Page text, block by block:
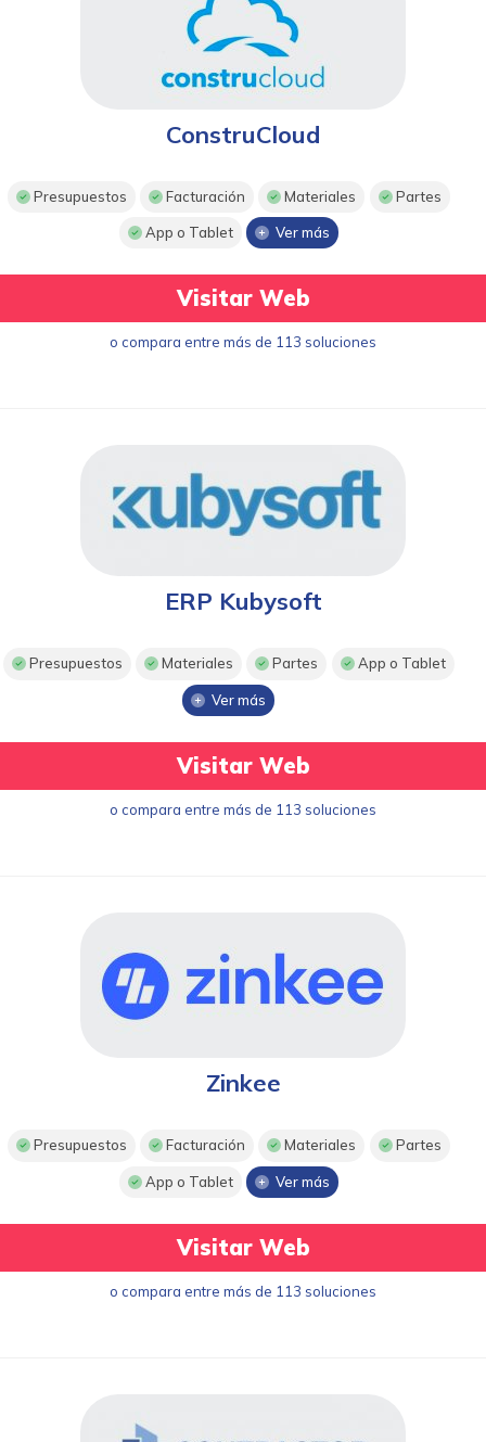
ConstruCloud
Presupuestos Facturación Materiales Partes
App o Tablet Ver más
Visitar Web
o compara entre más de 113 soluciones
ERP Kubysoft
Presupuestos Materiales Partes App o Tablet
Ver más
Visitar Web
o compara entre más de 113 soluciones
Zinkee
Presupuestos Facturación Materiales Partes
App o Tablet Ver más
Visitar Web
o compara entre más de 113 soluciones